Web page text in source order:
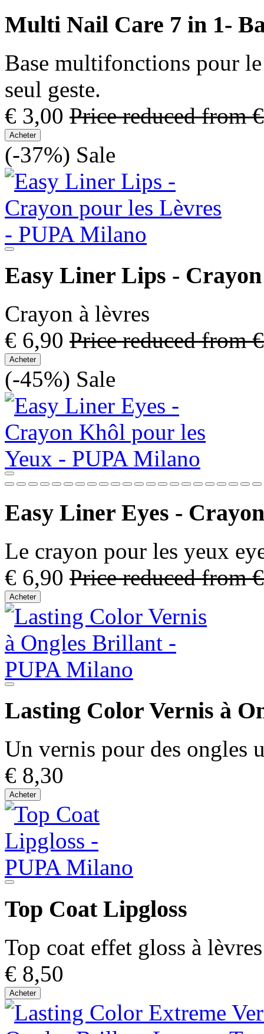
Multi Nail Care 7 in 1-
Base multifonctions pour
seul geste.
€ 3,00 Price reduced from
Acheter
(-37%) Sale
Easy Liner Lips -
Crayon à lèvres
€ 6,90 Price reduced from
Acheter
(-45%) Sale
Easy Liner Eyes -
Le crayon pour les yeux
€ 6,90 Price reduced from
Acheter
Lasting Color Vernis à
Un vernis pour des ongles
€ 8,30
Acheter
Top Coat Lipgloss
Top coat effet gloss à lèvres
€ 8,50
Acheter